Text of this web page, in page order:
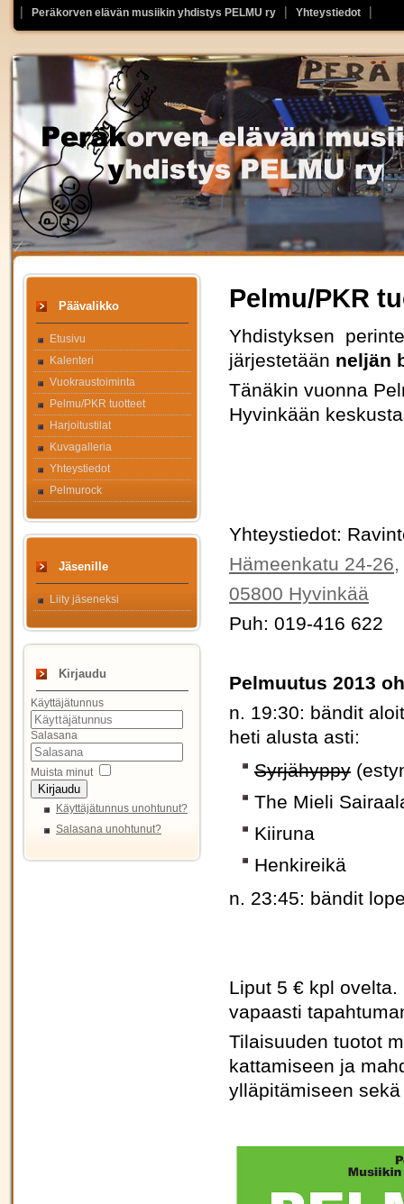
Peräkorven elävän musiikin yhdistys PELMU ry Yhteystiedot
Päävalikko
Etusivu
Kalenteri
Vuokraustoiminta
Pelmu/PKR tuotteet
Harjoitustilat
Kuvagalleria
Yhteystiedot
Pelmurock
Jäsenille
Liity jäseneksi
Kirjaudu
Käyttäjätunnus
Salasana
Muista minut
Kirjaudu
Käyttäjätunnus unohtunut?
Salasana unohtunut?
Pelmu/PKR
Yhdistyksen
järjestetään neljän
Tänäkin vuonna
Hyvinkään
Yhteystiedot:
Hämeenkatu 24-26,
05800 Hyvinkää
Puh: 019-416 622
Pelmuutus 2013
n. 19:30: bändit
heti alusta asti:
Syrjähyppy
The Mieli
Kiiruna
Henkireikä
n. 23:45: bändit
Liput 5 € kpl
vapaasti
Tilaisuuden tuotot
kattamiseen ja
ylläpitämiseen